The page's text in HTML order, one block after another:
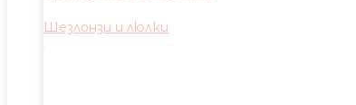
Шезлонзи и люлки